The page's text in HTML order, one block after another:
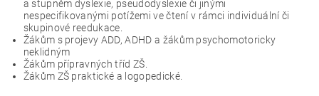
a stupněm dyslexie, pseudodyslexie či jinými
nespecifikovanými potížemi ve čtení v rámci individuální či
skupinové reedukace.
Žákům s projevy ADD, ADHD a žákům psychomotoricky
neklidným
Žákům přípravných tříd ZŠ.
Žákům ZŠ praktické a logopedické.